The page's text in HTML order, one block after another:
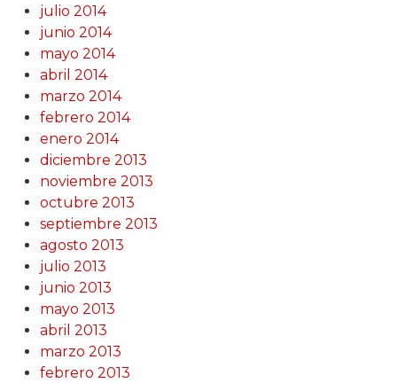
julio 2014
junio 2014
mayo 2014
abril 2014
marzo 2014
febrero 2014
enero 2014
diciembre 2013
noviembre 2013
octubre 2013
septiembre 2013
agosto 2013
julio 2013
junio 2013
mayo 2013
abril 2013
marzo 2013
febrero 2013